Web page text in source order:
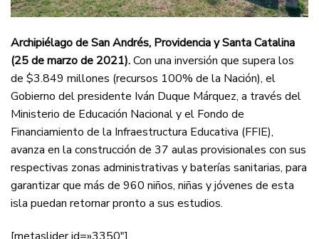
Archipiélago de San Andrés, Providencia y Santa Catalina
(25 de marzo de 2021).Con una inversión que supera los
de $3.849 millones (recursos 100% de la Nación), el
Gobierno del presidente Iván Duque Márquez, a través del
Ministerio de Educación Nacional y el Fondo de
Financiamiento de la Infraestructura Educativa (FFIE),
avanza en la construcción de 37 aulas provisionales con sus
respectivas zonas administrativas y baterías sanitarias, para
garantizar que más de 960 niños, niñas y jóvenes de esta
isla puedan retornar pronto a sus estudios.